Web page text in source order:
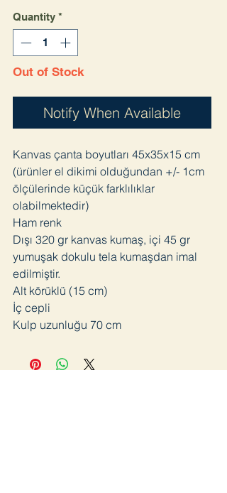
Quantity *
Out of Stock
Notify When Available
Kanvas çanta boyutları 45x35x15 cm
(ürünler el dikimi olduğundan +/- 1cm
ölçülerinde küçük farklılıklar
olabilmektedir)
Ham renk
Dışı 320 gr kanvas kumaş, içi 45 gr
yumuşak dokulu tela kumaşdan imal
edilmiştir.
Alt körüklü (15 cm)
İç cepli
Kulp uzunluğu 70 cm